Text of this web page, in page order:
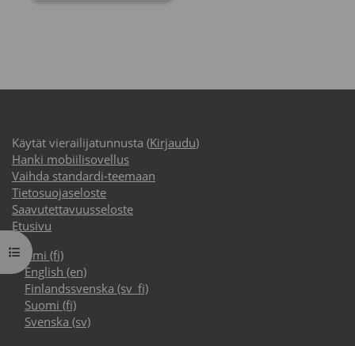
Avaa kurssisisältö
Käytät vierailijatunnusta (Kirjaudu)
Hanki mobiilisovellus
Vaihda standardi-teemaan
Tietosuojaseloste
Saavutettavuusseloste
Etusivu
Suomi ‎(fi)‎
English ‎(en)‎
Finlandssvenska ‎(sv_fi)‎
Suomi ‎(fi)‎
Svenska ‎(sv)‎